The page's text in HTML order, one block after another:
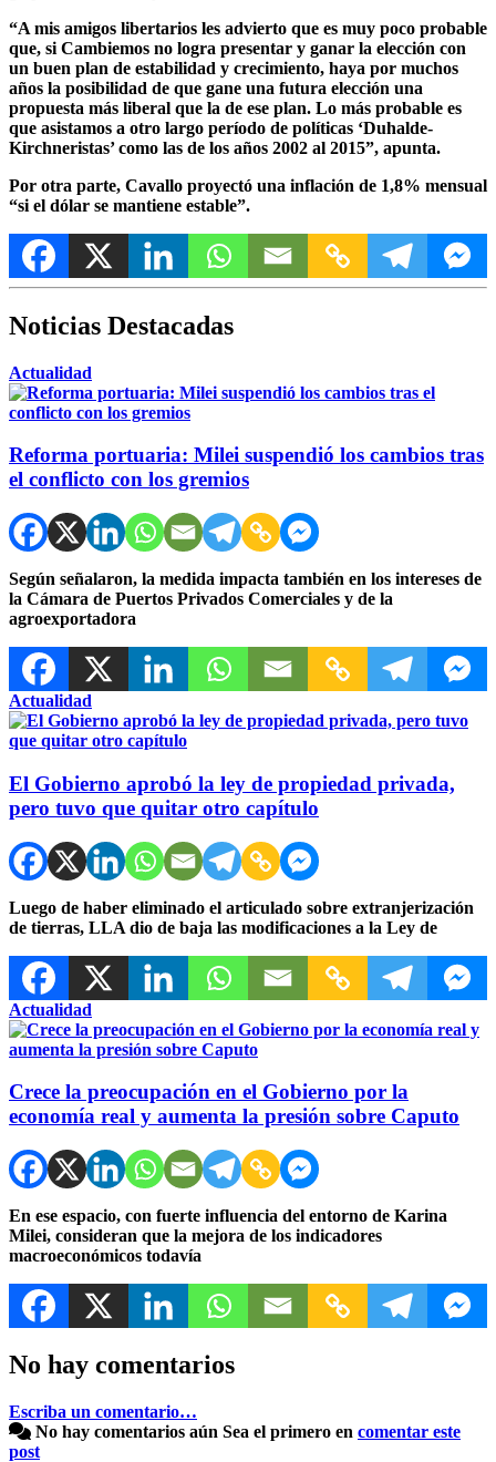
“A mis amigos libertarios les advierto que es muy poco probable
que, si Cambiemos no logra presentar y ganar la elección con
un buen plan de estabilidad y crecimiento, haya por muchos
años la posibilidad de que gane una futura elección una
propuesta más liberal que la de ese plan. Lo más probable es
que asistamos a otro largo período de políticas ‘Duhalde-
Kirchneristas’ como las de los años 2002 al 2015”, apunta.
Por otra parte, Cavallo proyectó una inflación de 1,8% mensual
“si el dólar se mantiene estable”.
Noticias Destacadas
Actualidad
Reforma portuaria: Milei suspendió los cambios tras
el conflicto con los gremios
Según señalaron, la medida impacta también en los intereses de
la Cámara de Puertos Privados Comerciales y de la
agroexportadora
Actualidad
El Gobierno aprobó la ley de propiedad privada,
pero tuvo que quitar otro capítulo
Luego de haber eliminado el articulado sobre extranjerización
de tierras, LLA dio de baja las modificaciones a la Ley de
Actualidad
Crece la preocupación en el Gobierno por la
economía real y aumenta la presión sobre Caputo
En ese espacio, con fuerte influencia del entorno de Karina
Milei, consideran que la mejora de los indicadores
macroeconómicos todavía
No hay comentarios
Escriba un comentario…
No hay comentarios aún Sea el primero en comentar este
post